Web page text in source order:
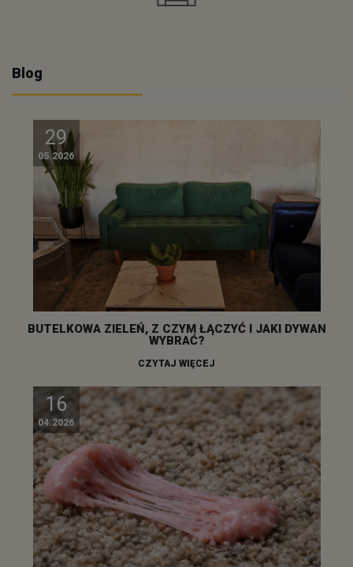
Blog
29
05.2026
BUTELKOWA ZIELEŃ, Z CZYM ŁĄCZYĆ I JAKI DYWAN
WYBRAĆ?
CZYTAJ WIĘCEJ
16
04.2026